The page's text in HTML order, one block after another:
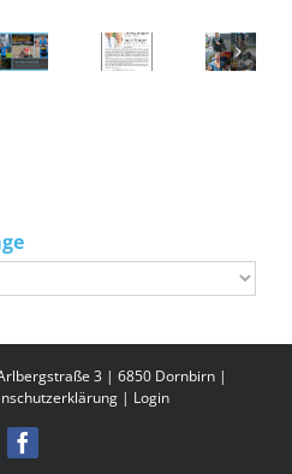
3 | 6850 Dornbirn |
| Login
Facebook